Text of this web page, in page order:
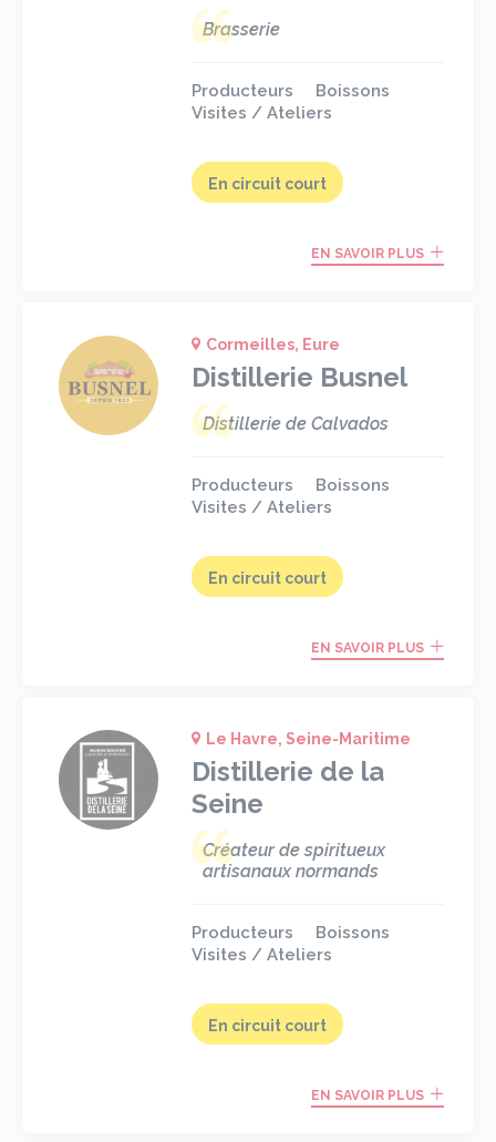
Brasserie
Producteurs
Boissons
Visites / Ateliers
En circuit court
EN SAVOIR PLUS
Cormeilles, Eure
Distillerie Busnel
Distillerie de Calvados
Producteurs
Boissons
Visites / Ateliers
En circuit court
EN SAVOIR PLUS
Le Havre, Seine-Maritime
Distillerie de la
Seine
Créateur de spiritueux
artisanaux normands
Producteurs
Boissons
Visites / Ateliers
En circuit court
EN SAVOIR PLUS